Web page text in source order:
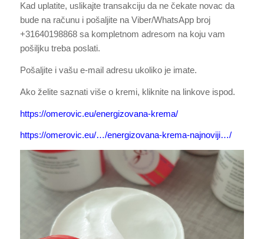
Kad uplatite, uslikajte transakciju da ne čekate novac da
bude na računu i pošaljite na Viber/WhatsApp broj
+31640198868 sa kompletnom adresom na koju vam
pošiljku treba poslati.
Pošaljite i vašu e-mail adresu ukoliko je imate.
Ako želite saznati više o kremi, kliknite na linkove ispod.
https://omerovic.eu/energizovana-krema/
https://omerovic.eu/…/energizovana-krema-najnoviji…/